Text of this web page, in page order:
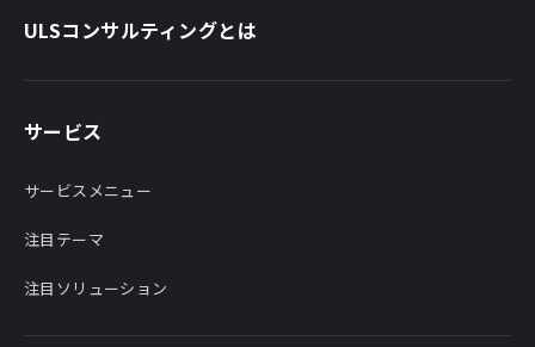
ULSコンサルティングとは
サービス
サービスメニュー
注目テーマ
注目ソリューション